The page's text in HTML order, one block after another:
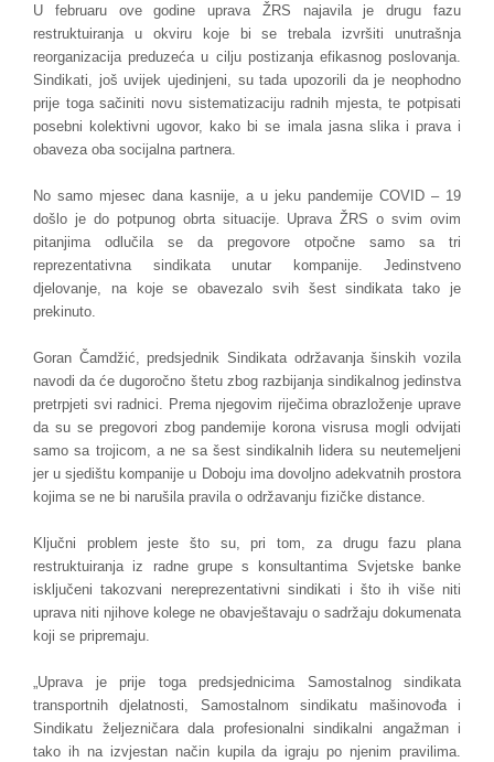
U februaru ove godine uprava ŽRS najavila je drugu fazu
restruktuiranja u okviru koje bi se trebala izvršiti unutrašnja
reorganizacija preduzeća u cilju postizanja efikasnog poslovanja.
Sindikati, još uvijek ujedinjeni, su tada upozorili da je neophodno
prije toga sačiniti novu sistematizaciju radnih mjesta, te potpisati
posebni kolektivni ugovor, kako bi se imala jasna slika i prava i
obaveza oba socijalna partnera.
No samo mjesec dana kasnije, a u jeku pandemije COVID – 19
došlo je do potpunog obrta situacije. Uprava ŽRS o svim ovim
pitanjima odlučila se da pregovore otpočne samo sa tri
reprezentativna sindikata unutar kompanije. Jedinstveno
djelovanje, na koje se obavezalo svih šest sindikata tako je
prekinuto.
Goran Čamdžić, predsjednik Sindikata održavanja šinskih vozila
navodi da će dugoročno štetu zbog razbijanja sindikalnog jedinstva
pretrpjeti svi radnici. Prema njegovim riječima obrazloženje uprave
da su se pregovori zbog pandemije korona visrusa mogli odvijati
samo sa trojicom, a ne sa šest sindikalnih lidera su neutemeljeni
jer u sjedištu kompanije u Doboju ima dovoljno adekvatnih prostora
kojima se ne bi narušila pravila o održavanju fizičke distance.
Ključni problem jeste što su, pri tom, za drugu fazu plana
restruktuiranja iz radne grupe s konsultantima Svjetske banke
isključeni takozvani nereprezentativni sindikati i što ih više niti
uprava niti njihove kolege ne obavještavaju o sadržaju dokumenata
koji se pripremaju.
„Uprava je prije toga predsjednicima Samostalnog sindikata
transportnih djelatnosti, Samostalnom sindikatu mašinovođa i
Sindikatu željezničara dala profesionalni sindikalni angažman i
tako ih na izvjestan način kupila da igraju po njenim pravilima.